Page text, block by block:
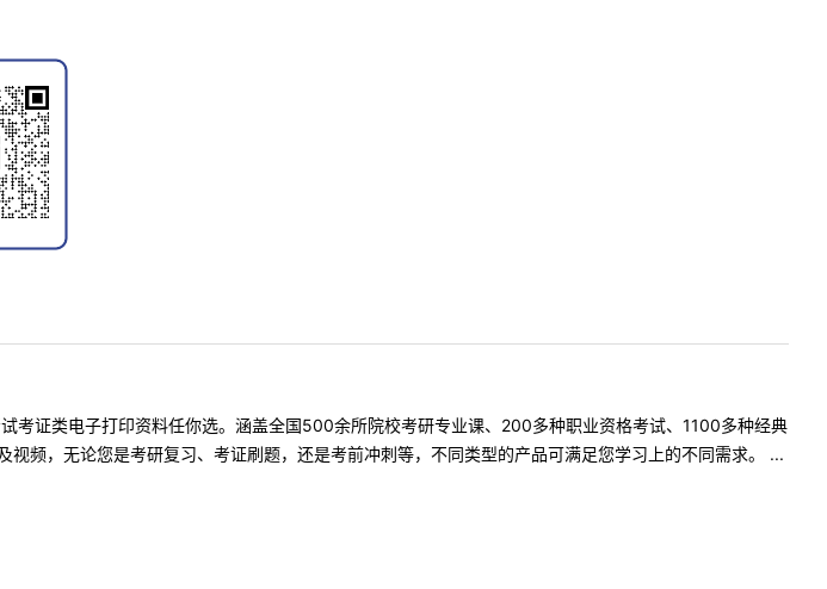
考证类电子打印资料任你选。涵盖全国500余所院校考研专业课、200多种职业资格考试、1100多种经典
视频，无论您是考研复习、考证刷题，还是考前冲刺等，不同类型的产品可满足您学习上的不同需求。 ...